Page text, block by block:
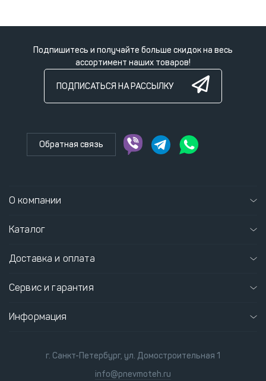
Подпишитесь и получайте больше скидок на весь
ассортимент наших товаров!
ПОДПИСАТЬСЯ НА РАССЫЛКУ
Обратная связь
О компании
Каталог
Доставка и оплата
Сервис и гарантия
Информация
г. Санкт-Петербург, ул. Домостроительная 1
info@pnevmoteh.ru